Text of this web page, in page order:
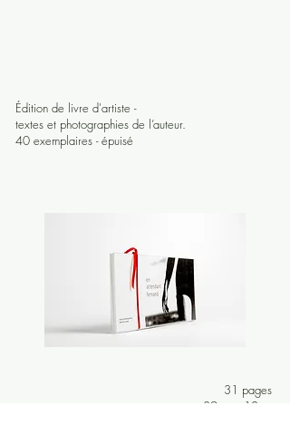
Édition de livre d'artiste -
textes et photographies de l’auteur.
40 exemplaires - épuisé
31 pages
39cm x 18cm